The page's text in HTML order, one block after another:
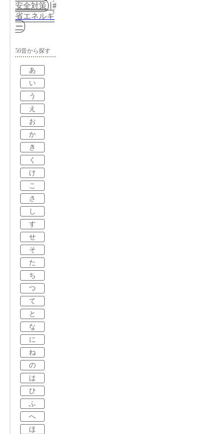
安全対策
省エネルギ
ー
50音から探す
あ
い
う
え
お
か
き
く
け
こ
さ
し
す
せ
そ
た
ち
つ
て
と
な
に
ね
の
は
ひ
ふ
へ
ほ